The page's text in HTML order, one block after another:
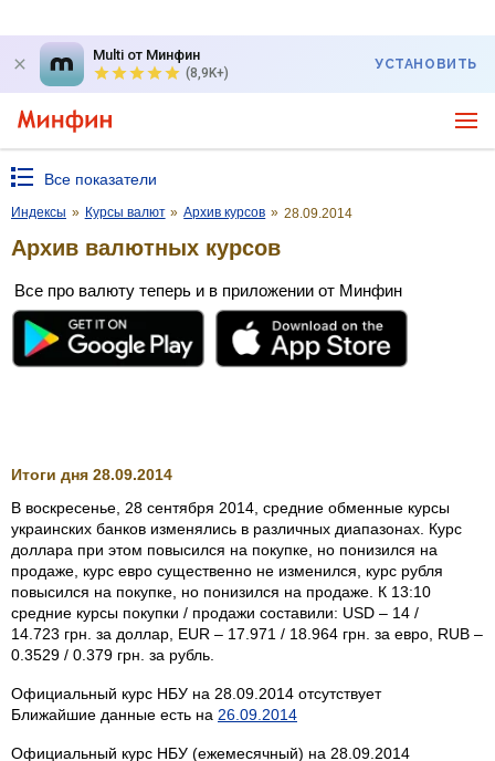
Multi от Минфин
(8,9K+)
УСТАНОВИТЬ
Все показатели
Индексы » Курсы валют » Архив курсов » 28.09.2014
Архив валютных курсов
Все про валюту теперь и в приложении от Минфин
Итоги дня 28.09.2014
В воскресенье, 28 сентября 2014, средние обменные курсы
украинских банков изменялись в различных диапазонах. Курс
доллара при этом повысился на покупке, но понизился на
продаже, курс евро существенно не изменился, курс рубля
повысился на покупке, но понизился на продаже. К 13:10
средние курсы покупки / продажи составили: USD – 14 /
14.723 грн. за доллар, EUR – 17.971 / 18.964 грн. за евро, RUB –
0.3529 / 0.379 грн. за рубль.
Официальный курс НБУ на 28.09.2014 отсутствует
Ближайшие данные есть на 26.09.2014
Официальный курс НБУ (ежемесячный) на 28.09.2014